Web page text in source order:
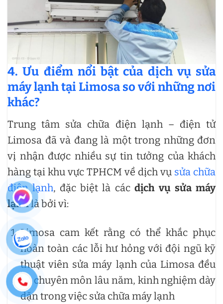
4. Ưu điểm nổi bật của dịch vụ sửa
máy lạnh tại Limosa so với những nơi
khác?
Trung tâm sửa chữa điện lạnh – điện tử
Limosa đã và đang là một trong những đơn
vị nhận được nhiều sự tin tưởng của khách
hàng tại khu vực TPHCM về dịch vụ sửa chữa
điện lạnh, đặc biệt là các dịch vụ sửa máy
lạnhlà bởi vì:
Limosa cam kết rằng có thể khắc phục
hoàn toàn các lỗi hư hỏng với đội ngũ kỹ
thuật viên sửa máy lạnh của Limosa đều
có chuyên môn lâu năm, kinh nghiệm dày
dặn trong việc sửa chữa máy lạnh